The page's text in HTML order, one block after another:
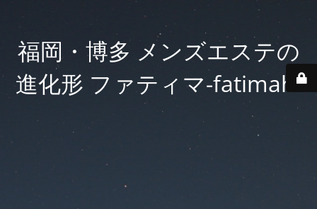
福岡・博多 メンズエステの
進化形 ファティマ-fatimah-